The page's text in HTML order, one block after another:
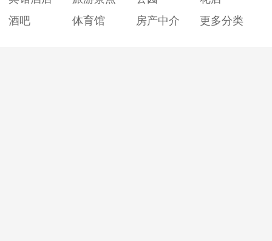
酒吧
体育馆 房产中介 更多分类